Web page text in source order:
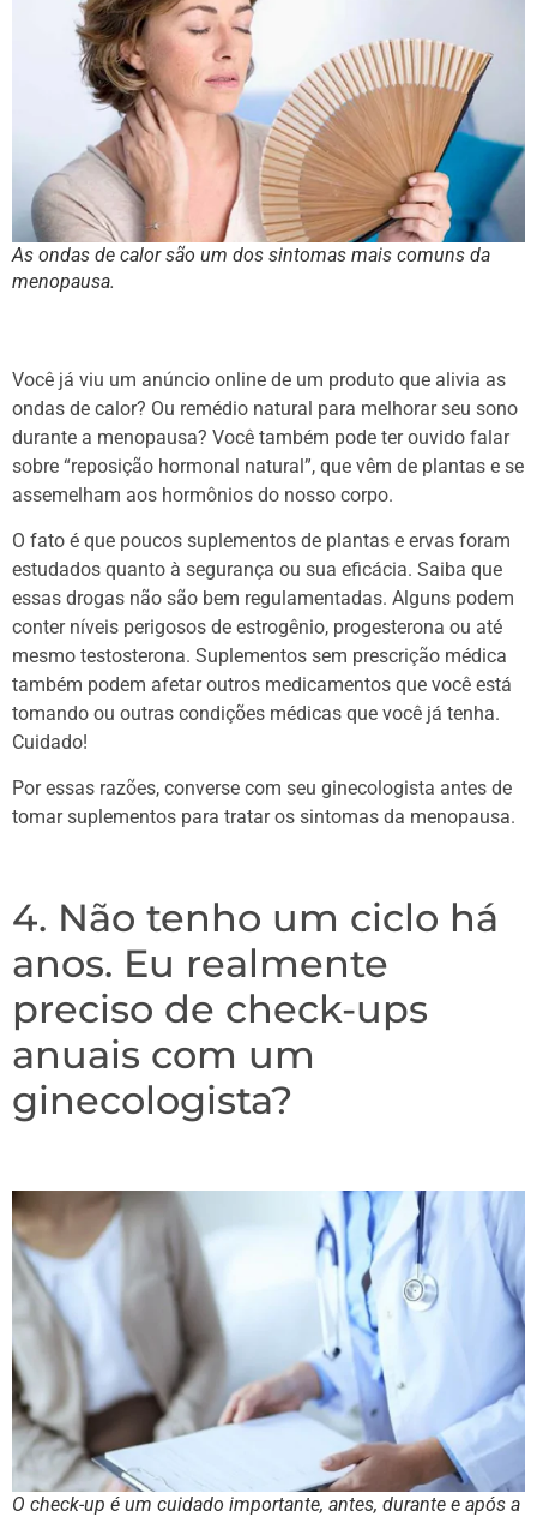
As ondas de calor são um dos sintomas mais comuns da
menopausa.
Você já viu um anúncio online de um produto que alivia as
ondas de calor? Ou remédio natural para melhorar seu sono
durante a menopausa? Você também pode ter ouvido falar
sobre “reposição hormonal natural”, que vêm de plantas e se
assemelham aos hormônios do nosso corpo.
O fato é que poucos suplementos de plantas e ervas foram
estudados quanto à segurança ou sua eficácia. Saiba que
essas drogas não são bem regulamentadas. Alguns podem
conter níveis perigosos de estrogênio, progesterona ou até
mesmo testosterona. Suplementos sem prescrição médica
também podem afetar outros medicamentos que você está
tomando ou outras condições médicas que você já tenha.
Cuidado!
Por essas razões, converse com seu ginecologista antes de
tomar suplementos para tratar os sintomas da menopausa.
4. Não tenho um ciclo há
anos. Eu realmente
preciso de check-ups
anuais com um
ginecologista?
O check-up é um cuidado importante, antes, durante e após a